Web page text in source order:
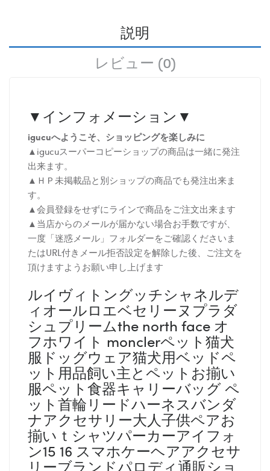
説明
レビュー (0)
▼インフォメーション▼
igucuへようこそ、ショッピングを楽しみに
▲igucuスーパーコピーショップの商品は一緒に発注
出来ます。
▲ＨＰ未掲載品と別ショップの商品でも発注出来ま
す。
▲会員登録をせずにラインで商品をご注文出来ます
▲当店からのメールが届かない場合お手数ですが、
一度「迷惑メール」フォルダーをご確認くださいま
たはURL付きメール拒否設定を解除した後、ご注文を
頂けますようお願い申し上げます
ルイヴィトングッチシャネルデ
ィオールロエベセリーヌプラダ
シュプリームthe north face オ
フホワイト monclerペット猫犬
服ドッグウェア猫犬用ベッドペ
ット用品飼い主とペットお揃い
服ペット食器キャリーバッグ ペ
ット首輪リードハーネスバンダ
ナアクセサリー大人子供ペアお
揃いｔシャツパーカーアイフォ
ン15 16 スマホケーヘアアクセサ
リーブランドパロディ通販ショ